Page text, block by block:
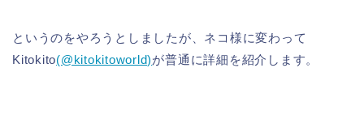
というのをやろうとしましたが、ネコ様に変わって
Kitokito(@kitokitoworld)が普通に詳細を紹介します。